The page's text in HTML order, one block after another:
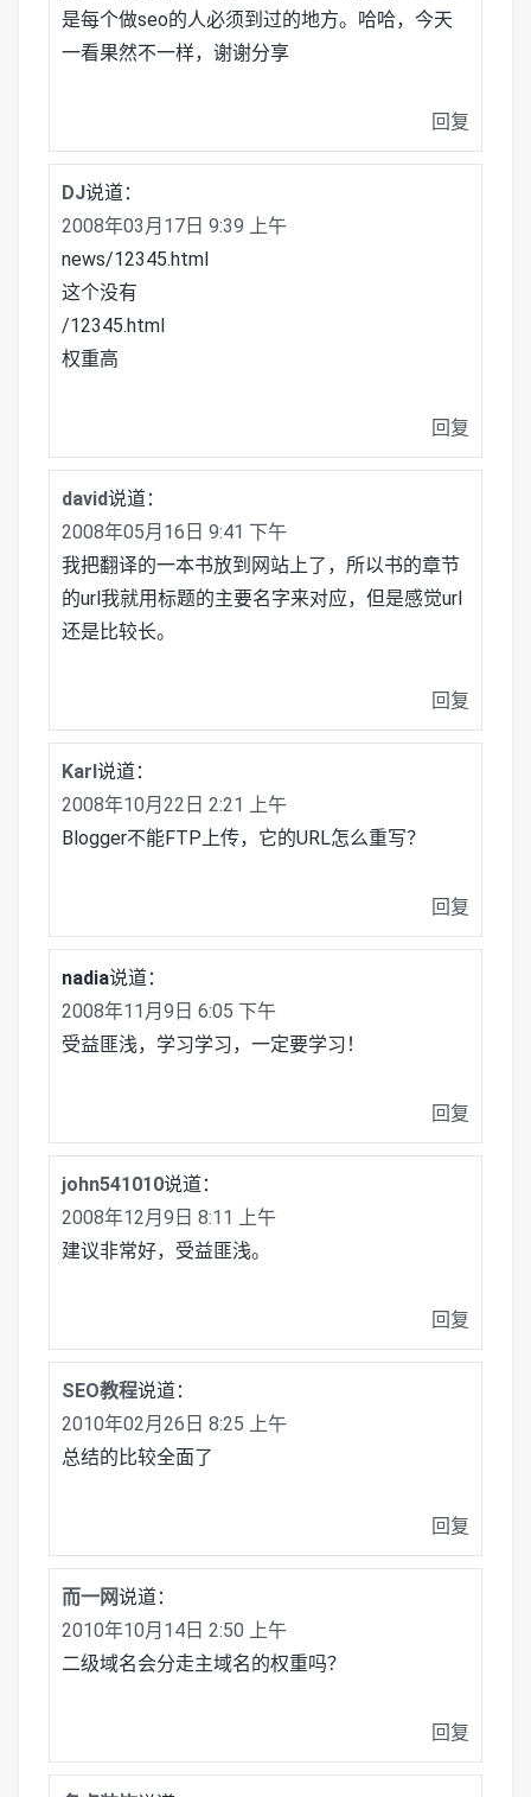
是每个做seo的人必须到过的地方。哈哈，今天
一看果然不一样，谢谢分享
回复
DJ说道：
2008年03月17日 9:39 上午
news/12345.html
这个没有
/12345.html
权重高
回复
david说道：
2008年05月16日 9:41 下午
我把翻译的一本书放到网站上了，所以书的章节
的url我就用标题的主要名字来对应，但是感觉url
还是比较长。
回复
Karl说道：
2008年10月22日 2:21 上午
Blogger不能FTP上传，它的URL怎么重写？
回复
nadia说道：
2008年11月9日 6:05 下午
受益匪浅，学习学习，一定要学习！
回复
john541010说道：
2008年12月9日 8:11 上午
建议非常好，受益匪浅。
回复
SEO教程说道：
2010年02月26日 8:25 上午
总结的比较全面了
回复
而一网说道：
2010年10月14日 2:50 上午
二级域名会分走主域名的权重吗？
回复